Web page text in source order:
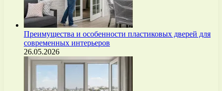
Преимущества и особенности пластиковых дверей для
современных интерьеров
26.05.2026